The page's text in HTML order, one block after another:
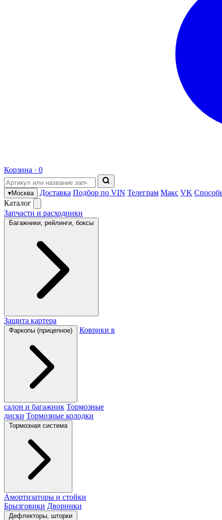
Корзина · 0
▾Москва Доставка Подбор по VIN Телеграм Макс VK
Каталог
Запчасти и расходники
Багажники, рейлинги, боксы
Защита картера
Фаркопы (прицепное) Коврики в
салон и багажник Тормозные
диски Тормозные колодки
Тормозная система
Амортизаторы и стойки
Брызговики Дворники
Дефлекторы, шторки